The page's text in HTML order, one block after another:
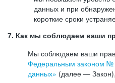
данных и при
короткие сроки
7. Как мы соблюдаем ваши
Мы соблюдаем ваши
Федеральным законом №
данных» (далее —